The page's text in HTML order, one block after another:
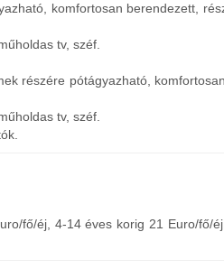
komfortosan berendezett,
tv, széf.
részére pótágyazható,
tv, széf.
fő/éj, 4-14 éves korig 21 Euro/fő/